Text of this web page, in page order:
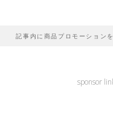
記事内に商品プロモーション
sponsor